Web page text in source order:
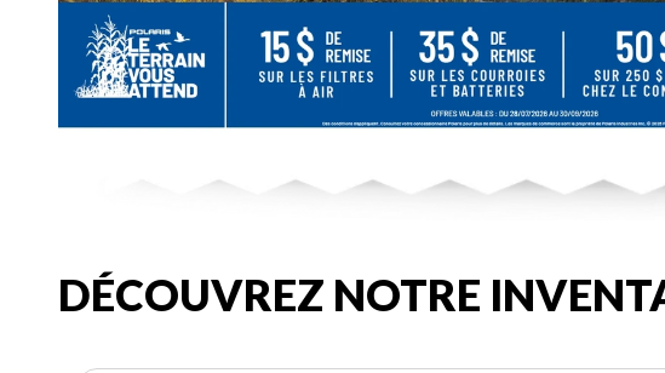
DÉCOUVREZ NOTRE